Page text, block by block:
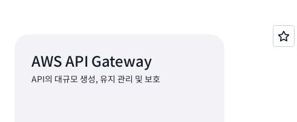
AWS API Gateway
API의 대규모 생성, 유지 관리 및 보호